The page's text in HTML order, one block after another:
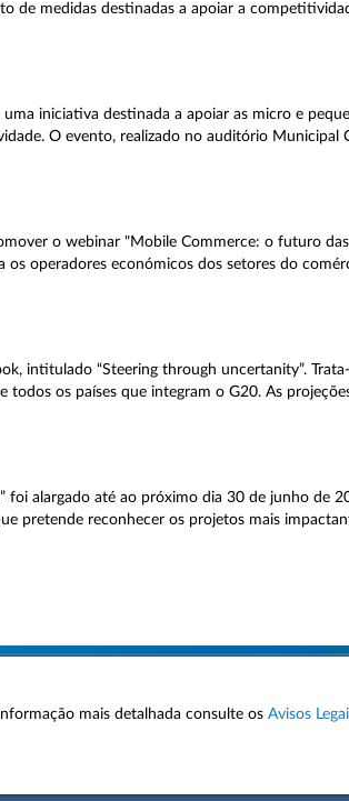
de medidas destinadas a apoiar a
iniciativa destinada a apoiar as micro e
O evento, realizado no auditório Municipal
o webinar "Mobile Commerce: o futuro das
operadores económicos dos setores do
intitulado “Steering through uncertanity”.
todos os países que integram o G20. As
foi alargado até ao próximo dia 30 de junho de
pretende reconhecer os projetos mais
POLÍTICA DE
mais detalhada consulte os Avisos